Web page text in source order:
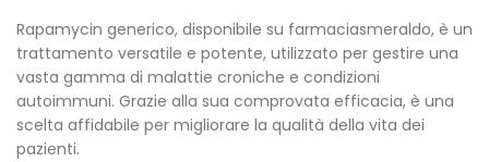
Rapamycin generico, disponibile su farmaciasmeraldo, è un
trattamento versatile e potente, utilizzato per gestire una
vasta gamma di malattie croniche e condizioni
autoimmuni. Grazie alla sua comprovata efficacia, è una
scelta affidabile per migliorare la qualità della vita dei
pazienti.